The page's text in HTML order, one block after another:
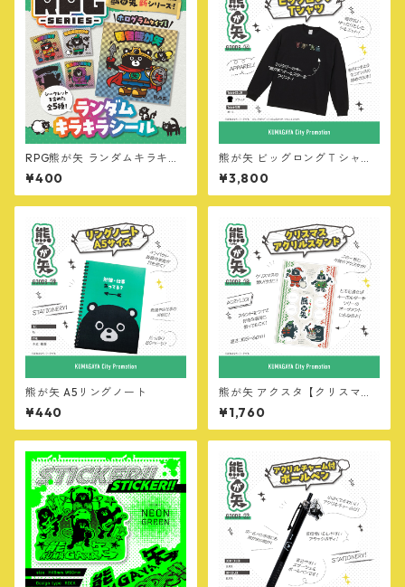
RPG熊が矢 ランダムキラキラ
シール
¥400
熊が矢 ビッグロングＴシャツ
【オールスター・MILITARY v
er】
¥3,800
熊が矢 A5リングノート
¥440
熊が矢 アクスタ【クリスマスv
er】
¥1,760